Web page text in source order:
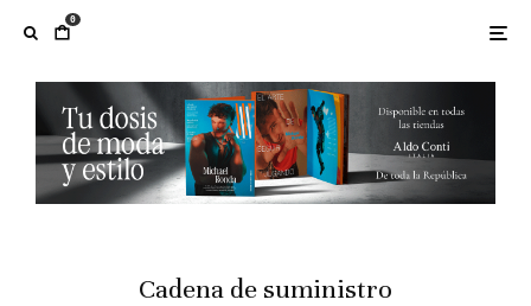
0
Cadena de suministro